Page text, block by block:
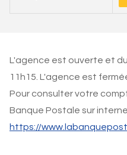
L'agence est ouverte et
11h15. L'agence est
Pour consulter votre
Banque Postale sur
https://